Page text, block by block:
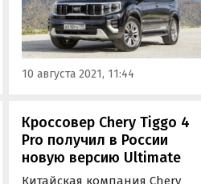
модели: ее стоимость стартует
от 4 299 900 рублей, сообщили
«Где и Что» в пресс-службе Kia.
10 августа 2021, 11:44
Кроссовер Chery Tiggo 4
Pro получил в России
новую версию Ultimate
Китайская компания Chery